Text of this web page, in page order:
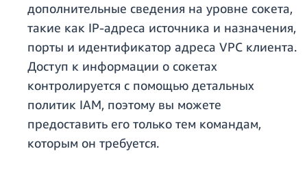
дополнительные сведения на уровне сокета,
такие как IP-адреса источника и назначения,
порты и идентификатор адреса VPC клиента.
Доступ к информации о сокетах
контролируется с помощью детальных
политик IAM, поэтому вы можете
предоставить его только тем командам,
которым он требуется.